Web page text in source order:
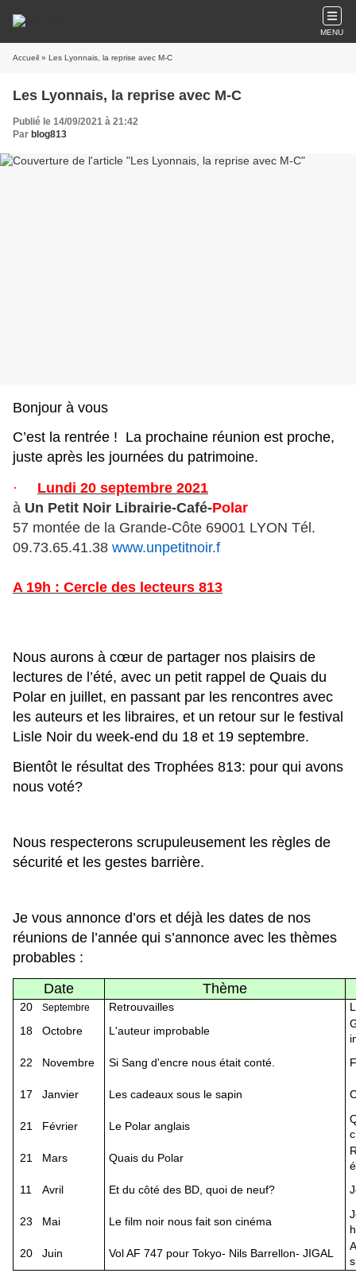
MENU
Accueil » Les Lyonnais, la reprise avec M-C
Les Lyonnais, la reprise avec M-C
Publié le 14/09/2021 à 21:42
Par blog813
Bonjour à vous
C’est la rentrée ! La prochaine réunion est proche,
juste après les journées du patrimoine.
·
Lundi 20 septembre 2021
à Un Petit Noir Librairie-Café-Polar
57 montée de la Grande-Côte 69001 LYON Tél.
09.73.65.41.38 www.unpetitnoir.f
A 19h : Cercle des lecteurs 813
Nous aurons à cœur de partager nos plaisirs de
lectures de l’été, avec un petit rappel de Quais du
Polar en juillet, en passant par les rencontres avec
les auteurs et les libraires, et un retour sur le festival
Lisle Noir du week-end du 18 et 19 septembre.
Bientôt le résultat des Trophées 813: pour qui avons
nous voté?
Nous respecterons scrupuleusement les règles de
sécurité et les gestes barrière.
Je vous annonce d’ors et déjà les dates de nos
réunions de l’année qui s’annonce avec les thèmes
probables :
Date
Thème
20 Septembre Retrouvailles
18
Octobre L'auteur improbable
22
Novembre Si Sang d'encre nous était conté.
17 Janvier Les cadeaux sous le sapin
21 Février Le Polar anglais
21
Mars Quais du Polar
11
Avril Et du côté des BD, quoi de neuf?
23 Mai Le film noir nous fait son cinéma
20
Juin Vol AF 747 pour Tokyo- Nils Barrellon- JIGAL